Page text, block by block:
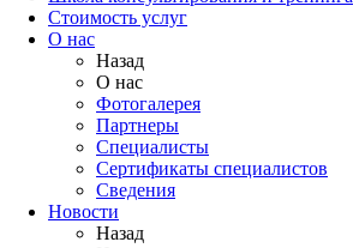
Стоимость услуг
О нас
Назад
О нас
Фотогалерея
Партнеры
Специалисты
Сертификаты специалистов
Сведения
Новости
Назад